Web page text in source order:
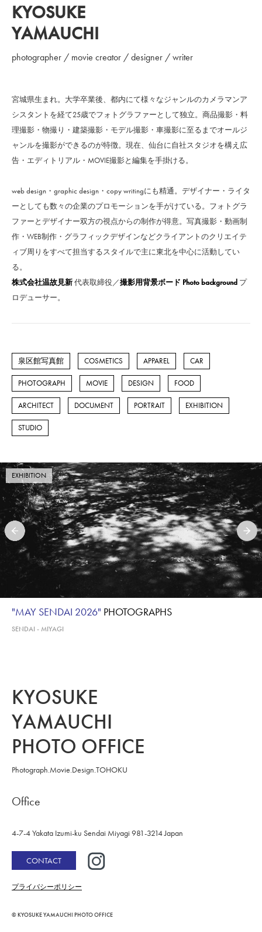
KYOSUKE
YAMAUCHI
photographer / movie creator / designer / writer
宮城県生まれ。大学卒業後、都内にて様々なジャンルのカメラマンア
シスタントを経て25歳でフォトグラファーとして独立。商品撮影・料
理撮影・物撮り・建築撮影・モデル撮影・車撮影に至るまでオールジ
ャンルを撮影ができるのが特徴。現在、仙台に自社スタジオを構え広
告・エディトリアル・MOVIE撮影と編集を手掛ける。
web design・graphic design・copy writingにも精通。デザイナー・ライタ
ーとしても数々の企業のプロモーションを手がけている。フォトグラ
ファーとデザイナー双方の視点からの制作が得意。写真撮影・動画制
作・WEB制作・グラフィックデザインなどクライアントのクリエイテ
ィブ周りをすべて担当するスタイルで主に東北を中心に活動してい
る。
株式会社温故見新代表取締役／撮影用背景ボード Photo background プ
ロデューサー。
泉区館写真館 COSMETICS APPAREL CAR
PHOTOGRAPH MOVIE DESIGN FOOD
ARCHITECT DOCUMENT PORTRAIT EXHIBITION
STUDIO
EXHIBITION
"MAY SENDAI 2026" PHOTOGRAPHS
SENDAI - MIYAGI
KYOSUKE
YAMAUCHI
PHOTO OFFICE
Photograph.Movie.Design.TOHOKU
Office
4-7-4 Yakata Izumi-ku Sendai Miyagi 981-3214 Japan
CONTACT
プライバシーポリシー
© KYOSUKE YAMAUCHI PHOTO OFFICE